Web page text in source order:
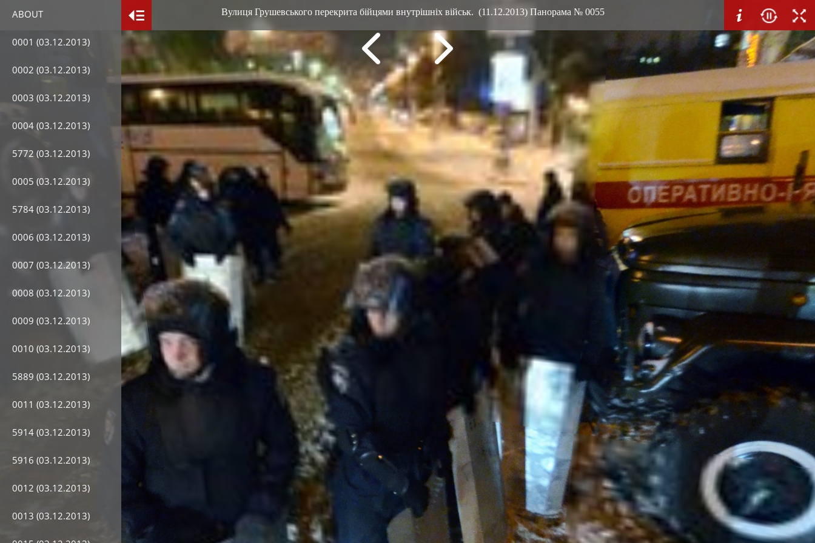
ABOUT
0001 (03.12.2013)
0002 (03.12.2013)
0003 (03.12.2013)
0004 (03.12.2013)
5772 (03.12.2013)
0005 (03.12.2013)
5784 (03.12.2013)
0006 (03.12.2013)
0007 (03.12.2013)
0008 (03.12.2013)
0009 (03.12.2013)
0010 (03.12.2013)
5889 (03.12.2013)
0011 (03.12.2013)
5914 (03.12.2013)
5916 (03.12.2013)
0012 (03.12.2013)
0013 (03.12.2013)
Вулиця Грушевського перекрита бійцями внутрішніх військ. (11.12.2013) Панорама № 0055